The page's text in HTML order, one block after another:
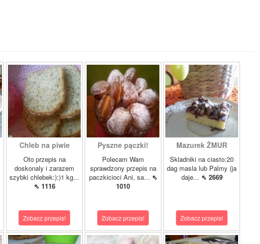
Chleb na piwie
Oto przepis na
doskonaly i zarazem
szybki chlebek:):)1 kg...
⇖ 1116
Zobacz przepis!
Pyszne pączki!
Polecam Wam
sprawdzony przepis na
paczkicioci Ani, sa... ⇖
1010
Zobacz przepis!
Mazurek ŻMUR
Skladniki na ciasto:20
dag masla lub Palmy (ja
daje... ⇖ 2669
Zobacz przepis!